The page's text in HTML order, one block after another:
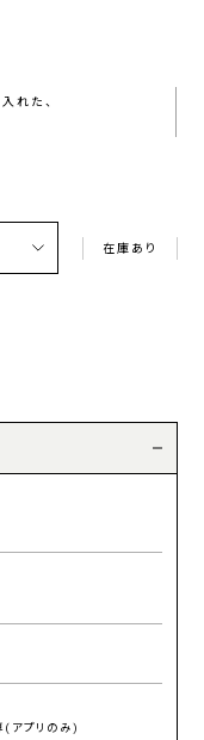
れた、
在庫あり
(アプリのみ)